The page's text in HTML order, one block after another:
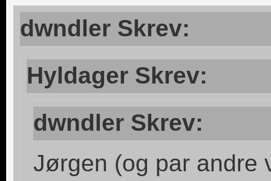
dwndler Skrev:
Hyldager Skrev:
dwndler Skrev:
Jørgen (og par andre